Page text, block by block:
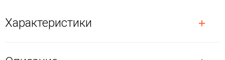
Характеристики